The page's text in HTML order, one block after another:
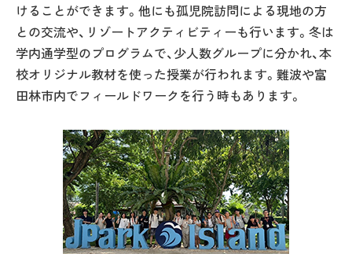
けることができます。他にも孤児院訪問による現地の方
との交流や、リゾートアクティビティーも行います。冬は
学内通学型のプログラムで、少人数グループに分かれ、本
校オリジナル教材を使った授業が行われます。難波や富
田林市内でフィールドワークを行う時もあります。